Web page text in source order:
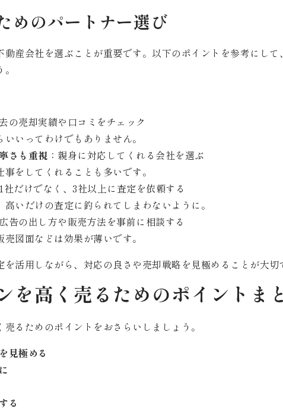
めのパートナー選び
産会社を選ぶことが重要です。以下のポイントを参考にして
の売却実績や口コミをチェック
ってわけでもありません。
さも重視 ：親身に対応してくれる会社を選ぶ
してくれることも多いです。
1社だけでなく、3社以上に査定を依頼する
だけの査定に釣られてしまわないように。
広告の出し方や販売方法を事前に相談する
面などは効果が薄いです。
活用しながら、対応の良さや売却戦略を見極めることが大切
を高く売るためのポイントま
るためのポイントをおさらいしましょう。
見極める
る